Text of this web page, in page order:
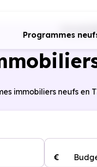
Programmes
immobiliers neufs en
€